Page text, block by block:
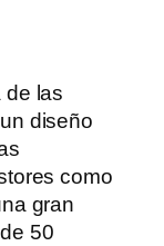
de las
diseño
como
gran
50